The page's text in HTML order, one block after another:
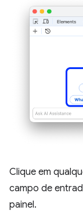
Clique em
campo de
painel.